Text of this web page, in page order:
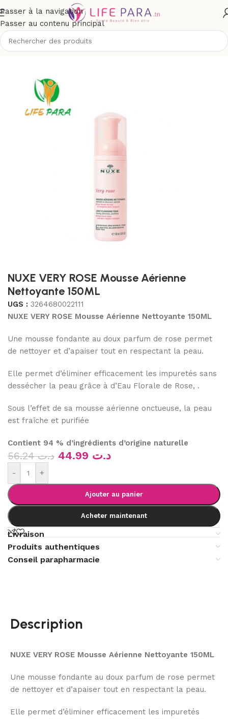
Passer à la navigation
Passer au contenu principal
/Démaquillants, nettoyants visage/Lait, mousse, émulsion
NUXE VERY ROSE Mousse Aérienne
Nettoyante 150ML
UGS : 3264680022111
NUXE VERY ROSE Mousse Aérienne Nettoyante 150ML
Une mousse fondante au doux parfum de rose permet
de nettoyer et d’apaiser tout en respectant la peau.
Elle permet d’éliminer efficacement les impuretés sans
dessécher la peau grâce à d’Eau Florale de Rose, .
Sous l’effet de sa mousse aérienne onctueuse, la peau
est fraîche et purifiée
Contient 94 % d’ingrédients d’origine naturelle
د.ت56.24 د.ت
- +
Ajouter au panier
Acheter maintenant
Livraison
Produits authentiques
Conseil parapharmacie
Description
NUXE VERY ROSE Mousse Aérienne Nettoyante 150ML
Une mousse fondante au doux parfum de rose permet
de nettoyer et d’apaiser tout en respectant la peau.
Elle permet d’éliminer efficacement les impuretés